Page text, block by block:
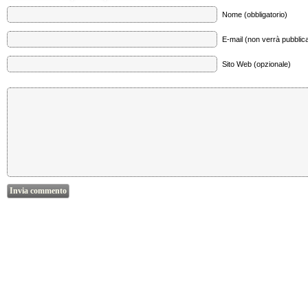
Nome (obbligatorio)
E-mail (non verrà
Sito Web (opzionale)